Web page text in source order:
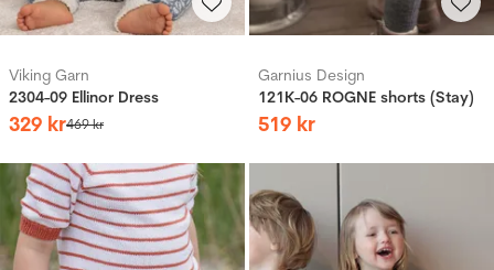
Viking Garn
2304-09 Ellinor Dress
329 kr469kr
Garnius Design
121K-06 ROGNE shorts (Stay)
519 kr